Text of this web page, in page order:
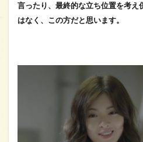
言ったり、最終的な立ち位置を考え
はなく、この方だと思います。